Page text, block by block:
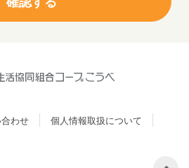
わせ
個人情報取扱について